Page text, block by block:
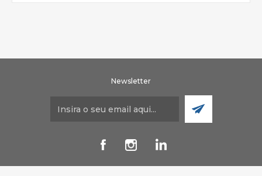
Newsletter